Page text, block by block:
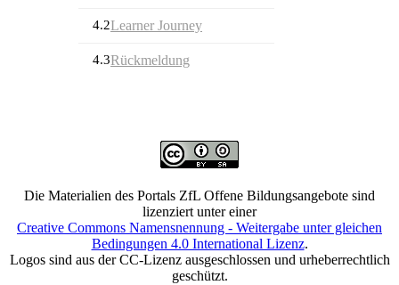
4.2Learner Journey
4.3Rückmeldung
Die Materialien des Portals ZfL Offene Bildungsangebote sind
lizenziert unter einer
Creative Commons Namensnennung - Weitergabe unter gleichen
Bedingungen 4.0 International Lizenz.
Logos sind aus der CC-Lizenz ausgeschlossen und urheberrechtlich
geschützt.